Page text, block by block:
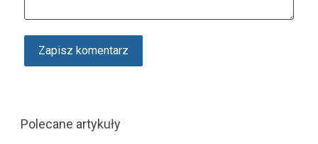
Polecane artykuły